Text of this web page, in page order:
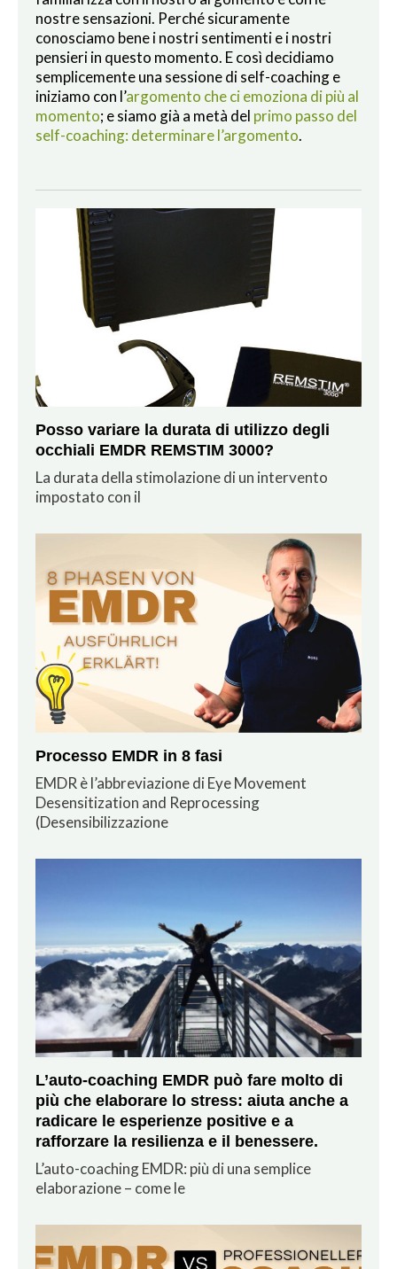
nostre sensazioni. Perché sicuramente
conosciamo bene i nostri sentimenti e i nostri
pensieri in questo momento. E così decidiamo
semplicemente una sessione di self-coaching e
iniziamo con l’argomento che ci emoziona di più al
momento; e siamo già a metà del primo passo del
self-coaching: determinare l’argomento.
Posso variare la durata di utilizzo degli
occhiali EMDR REMSTIM 3000?
La durata della stimolazione di un intervento
impostato con il
Processo EMDR in 8 fasi
EMDR è l’abbreviazione di Eye Movement
Desensitization and Reprocessing
(Desensibilizzazione
L’auto-coaching EMDR può fare molto di
più che elaborare lo stress: aiuta anche a
radicare le esperienze positive e a
rafforzare la resilienza e il benessere.
L’auto-coaching EMDR: più di una semplice
elaborazione – come le